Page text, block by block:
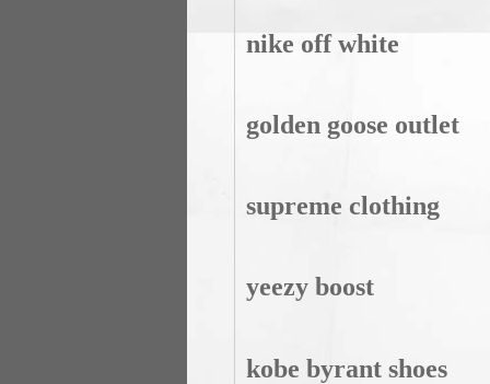
nike off white
golden goose outlet
supreme clothing
yeezy boost
kobe byrant shoes